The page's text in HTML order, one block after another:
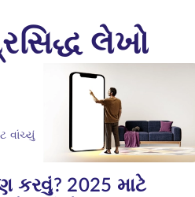
લેખો
વાંચ્યું
કરવું? 2025 માટે